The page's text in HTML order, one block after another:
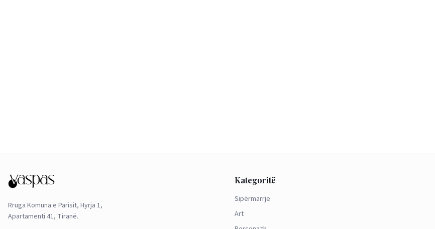
Rruga Komuna e Parisit, Hyrja 1,
Apartamenti 41, Tiranë.
Kategoritë
Sipërmarrje
Art